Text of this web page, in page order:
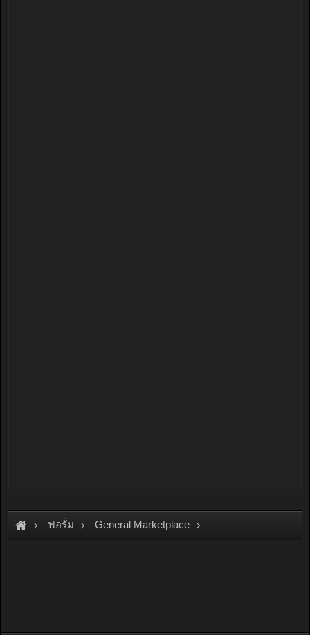
ฟอรั่ม General Marketplace